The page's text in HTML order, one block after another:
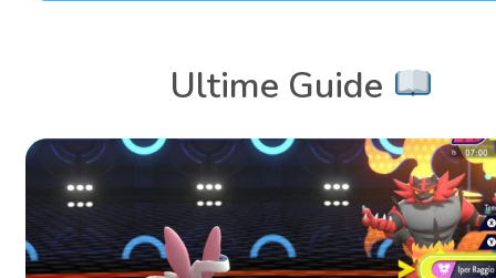
Ultime Guide